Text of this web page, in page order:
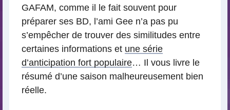
GAFAM, comme il le fait souvent pour
préparer ses BD, l’ami Gee n’a pas pu
s’empêcher de trouver des similitudes entre
certaines informations et une série
d’anticipation fort populaire… Il vous livre le
résumé d’une saison malheureusement bien
réelle.